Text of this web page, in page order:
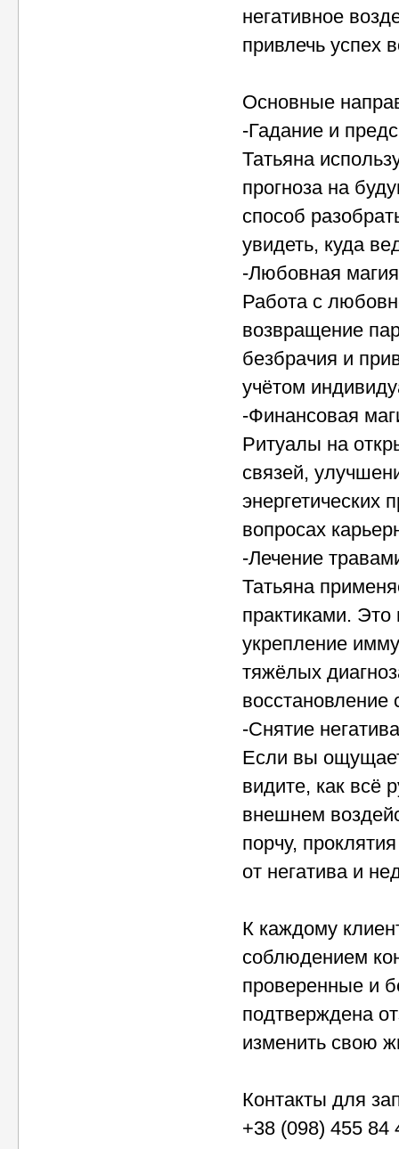
негативное
привлечь успех
Основные
-Гадание и
Татьяна
прогноза на
способ
увидеть, куда
-Любовная магия
Работа с
возвращение
безбрачия и
учётом
-Финансовая
Ритуалы на
связей,
энергетических
вопросах
-Лечение
Татьяна
практиками.
укрепление
тяжёлых
восстановление
-Снятие
Если вы
видите, как всё
внешнем
порчу,
от негатива и
К каждому
соблюдением
проверенные и
подтверждена
изменить свою
Контакты для
+38 (098) 455 84